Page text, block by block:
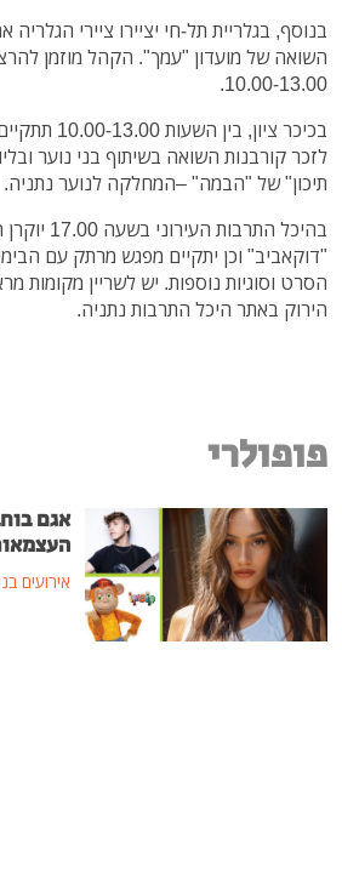
בנוסף, בגלריית תל-חי יציירו ציירי הגלריה
השואה של מועדון "עמך". הקהל מוזמן
10.00-13.00.
בכיכר ציון,
לזכר קורבנות השואה בשיתוף בני נוער
תיכון" של "הבמה" –המחלקה לנוער נתניה.
בהיכל
"דוקאביב" וכן יתקיים מפגש מרתק עם
הסרט וסוגיות נוספות. יש לשריין מקומות
הירוק באתר היכל התרבות נתניה.
פופולרי
אגם
אירועים